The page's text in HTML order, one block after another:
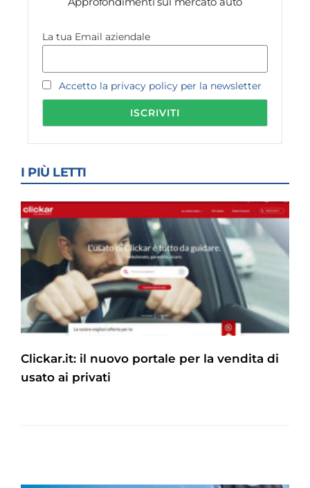
La tua Email aziendale
Accetto la privacy policy per la newsletter
I PIÙ LETTI
Clickar.it: il nuovo portale per la vendita di
usato ai privati